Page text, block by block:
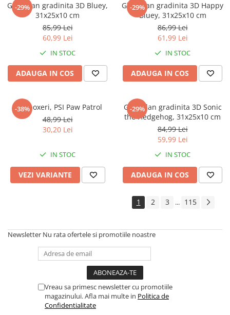
-29%
Ghiozdan gradinita 3D Bluey,
31x25x10 cm
85,99 Lei
60,99 Lei
IN STOC
ADAUGA IN COS
-29%
Ghiozdan gradinita 3D Happy
Bluey, 31x25x10 cm
86,99 Lei
61,99 Lei
IN STOC
ADAUGA IN COS
-38%
Slip boxeri, PSI Paw Patrol
48,99 Lei
30,20 Lei
IN STOC
VEZI VARIANTE
-29%
Ghiozdan gradinita 3D Sonic
the Hedgehog, 31x25x10 cm
84,99 Lei
59,99 Lei
IN STOC
ADAUGA IN COS
1 2 3 ... 115
Newsletter Nu rata ofertele si promotiile noastre
Vreau sa primesc newsletter cu promotiile
magazinului. Afla mai multe in Politica de
Confidentialitate